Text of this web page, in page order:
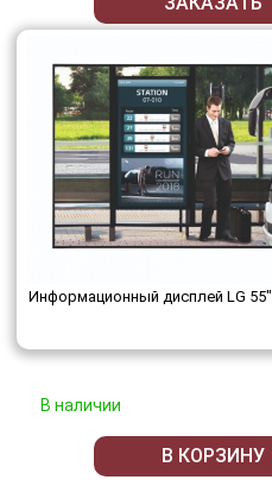
Информационный дисплей LG 55"
В наличии
В КОРЗИНУ